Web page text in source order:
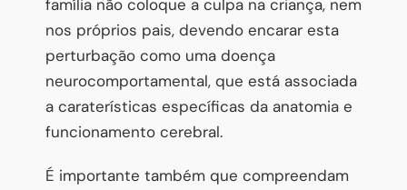
família não coloque a culpa na criança, nem
nos próprios pais, devendo encarar esta
perturbação como uma doença
neurocomportamental, que está associada
a caraterísticas específicas da anatomia e
funcionamento cerebral.
É importante também que compreendam